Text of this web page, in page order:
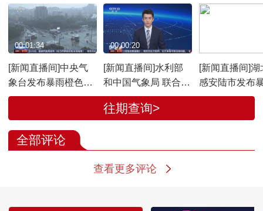
[新闻直播间]中央气
象台发布暴雨橙色和
强对流天气蓝色预警
00:01:34
[新闻直播间]水利部
和中国气象局 联合发
布橙色山洪灾害气象
预警
00:00:20
[新闻直播间]湖
感安陆市发布
色预警
往期查询>
全部评论
查看更多评论